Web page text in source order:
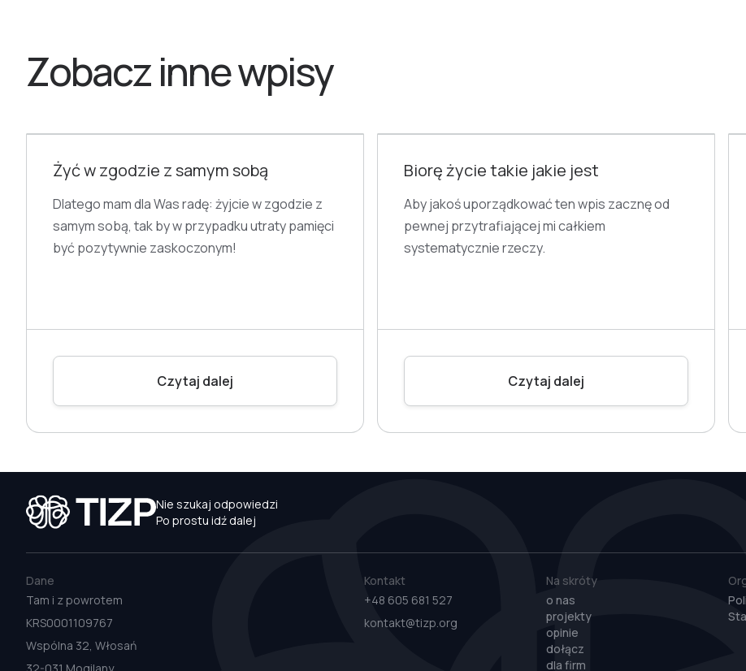
Zobacz inne wpisy
Żyć w zgodzie z samym sobą
Dlatego mam dla Was radę: żyjcie w zgodzie z
samym sobą, tak by w przypadku utraty pamięci
być pozytywnie zaskoczonym!
Czytaj dalej
Biorę życie takie jakie jest
Aby jakoś uporządkować ten wpis zacznę od
pewnej przytrafiającej mi całkiem
systematycznie rzeczy.
Czytaj dalej
Nie szukaj odpowiedzi
Po prostu idź dalej
Dane
Tam i z powrotem
KRS0001109767
Wspólna 32, Włosań
Kontakt
+48 605 681 527
kontakt@tizp.org
Na skróty
o nas
projekty
opinie
dołącz
dla firm